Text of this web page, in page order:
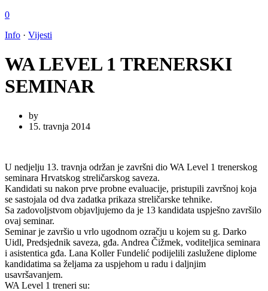
0
Info · Vijesti
WA LEVEL 1 TRENERSKI
SEMINAR
by
15. travnja 2014
U nedjelju 13. travnja održan je završni dio WA Level 1 trenerskog
seminara Hrvatskog streličarskog saveza.
Kandidati su nakon prve probne evaluacije, pristupili završnoj koja
se sastojala od dva zadatka prikaza streličarske tehnike.
Sa zadovoljstvom objavljujemo da je 13 kandidata uspješno završilo
ovaj seminar.
Seminar je završio u vrlo ugodnom ozračju u kojem su g. Darko
Uidl, Predsjednik saveza, gđa. Andrea Čižmek, voditeljica seminara
i asistentica gđa. Lana Koller Fundelić podijelili zaslužene diplome
kandidatima sa željama za uspjehom u radu i daljnjim
usavršavanjem.
WA Level 1 treneri su: